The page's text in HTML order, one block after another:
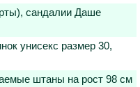
сандалии Даше
унисекс размер 30,
штаны на рост 98 см